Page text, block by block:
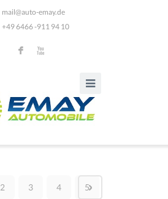
mail@auto-emay.de
+49 6466 -911 94 10
F X
2 3 4 5